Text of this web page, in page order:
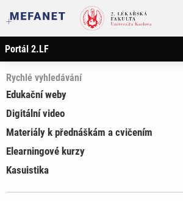
Portál 2.LF
Rychlé vyhledávání
Edukační weby
Digitální video
Materiály k přednáškám a cvičením
Elearningové kurzy
Kasuistika